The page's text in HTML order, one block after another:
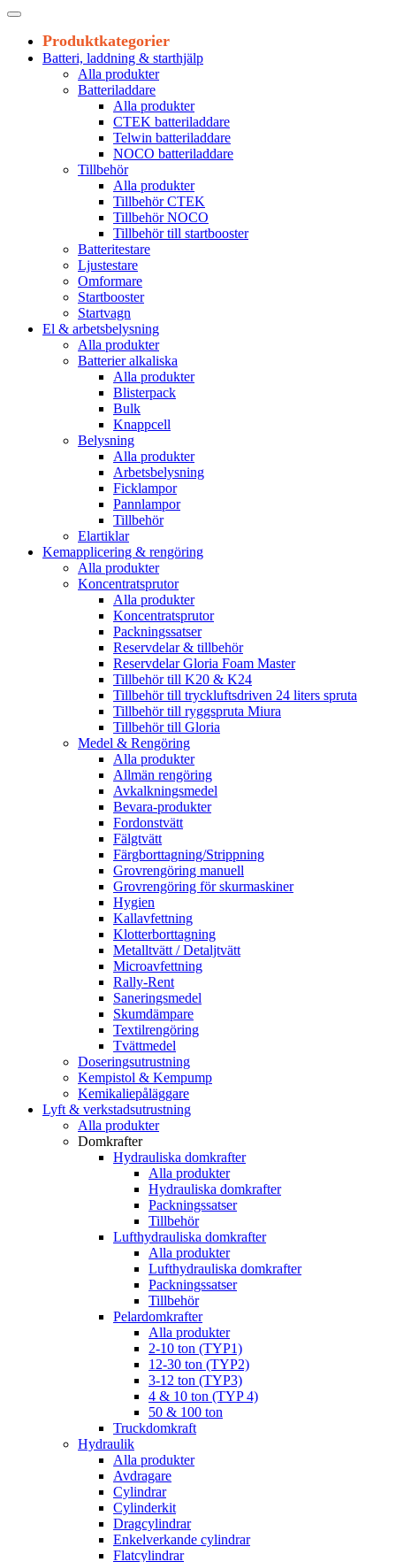
Produktkategorier
Batteri, laddning & starthjälp
Alla produkter
Batteriladdare
Alla produkter
CTEK batteriladdare
Telwin batteriladdare
NOCO batteriladdare
Tillbehör
Alla produkter
Tillbehör CTEK
Tillbehör NOCO
Tillbehör till startbooster
Batteritestare
Ljustestare
Omformare
Startbooster
Startvagn
El & arbetsbelysning
Alla produkter
Batterier alkaliska
Alla produkter
Blisterpack
Bulk
Knappcell
Belysning
Alla produkter
Arbetsbelysning
Ficklampor
Pannlampor
Tillbehör
Elartiklar
Kemapplicering & rengöring
Alla produkter
Koncentratsprutor
Alla produkter
Koncentratsprutor
Packningssatser
Reservdelar & tillbehör
Reservdelar Gloria Foam Master
Tillbehör till K20 & K24
Tillbehör till tryckluftsdriven 24 liters spruta
Tillbehör till ryggspruta Miura
Tillbehör till Gloria
Medel & Rengöring
Alla produkter
Allmän rengöring
Avkalkningsmedel
Bevara-produkter
Fordonstvätt
Fälgtvätt
Färgborttagning/Strippning
Grovrengöring manuell
Grovrengöring för skurmaskiner
Hygien
Kallavfettning
Klotterborttagning
Metalltvätt / Detaljtvätt
Microavfettning
Rally-Rent
Saneringsmedel
Skumdämpare
Textilrengöring
Tvättmedel
Doseringsutrustning
Kempistol & Kempump
Kemikaliepåläggare
Lyft & verkstadsutrustning
Alla produkter
Domkrafter
Hydrauliska domkrafter
Alla produkter
Hydrauliska domkrafter
Packningssatser
Tillbehör
Lufthydrauliska domkrafter
Alla produkter
Lufthydrauliska domkrafter
Packningssatser
Tillbehör
Pelardomkrafter
Alla produkter
2-10 ton (TYP1)
12-30 ton (TYP2)
3-12 ton (TYP3)
4 & 10 ton (TYP 4)
50 & 100 ton
Truckdomkraft
Hydraulik
Alla produkter
Avdragare
Cylindrar
Cylinderkit
Dragcylindrar
Enkelverkande cylindrar
Flatcylindrar